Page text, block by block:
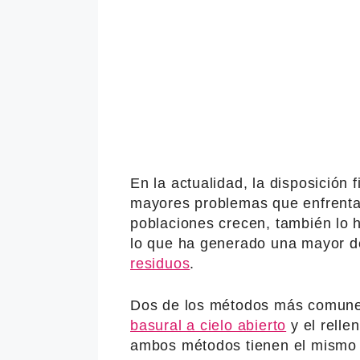
En la actualidad, la disposición
mayores problemas que
poblaciones crecen, también lo
lo que ha generado una mayor
residuos.
Dos de los métodos más
basural a cielo abierto y el
ambos métodos tienen el